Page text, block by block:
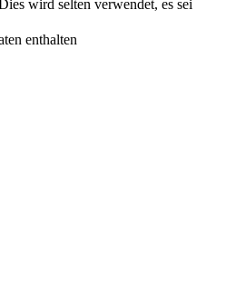
wird selten verwendet, es sei
enthalten